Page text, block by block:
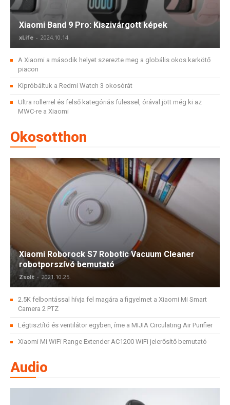
Xiaomi Band 9 Pro: Kiszivárgott képek
xLife - 2024.10.14.
A Xiaomi a második helyet szerezte meg a globális okos karkötő
piacon
Kipróbáltuk a Redmi Watch 3 okosórát
Ultra rollerrel és felső kategóriás fülessel, órával jött még ki az
MWC-re a Xiaomi
Okosotthon
Xiaomi Roborock S7 Robotic Vacuum Cleaner
robotporszívó bemutató
Zsolt - 2021.10.25.
2.5K felbontással hívja fel magára a figyelmet a Xiaomi Mi Smart
Camera 2 PTZ
Légtisztító és ventilátor egyben, íme a MIJIA Circulating Air Purifier
Xiaomi Mi WiFi Range Extender AC1200 WiFi jelerősítő bemutató
Audio